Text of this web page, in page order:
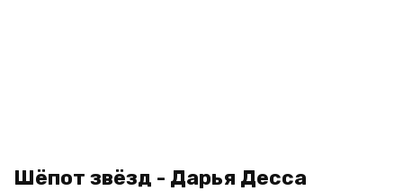
Шёпот звёзд - Дарья Десса